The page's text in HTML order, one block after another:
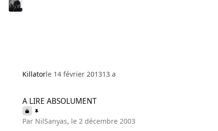
Killatorle 14 février 201313 a
A LIRE ABSOLUMENT
Par NilSanyas, le 2 décembre 2003